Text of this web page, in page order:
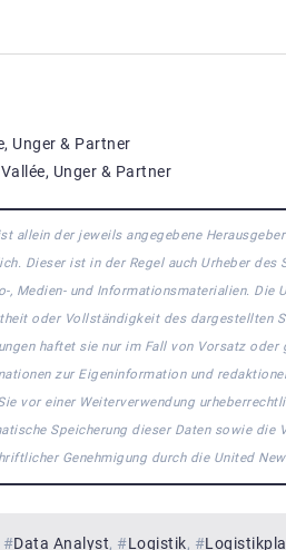
Unger & Partner
Unger & Partner
allein der jeweils angegebene Herausgeber
Dieser ist in der Regel auch Urheber des
, Medien- und Informationsmaterialien. Die
oder Vollständigkeit des dargestellten
haftet sie nur im Fall von Vorsatz oder
zur Eigeninformation und
vor einer Weiterverwendung
Speicherung dieser Daten sowie die
Genehmigung durch die United
#Data Analyst #Logistik #